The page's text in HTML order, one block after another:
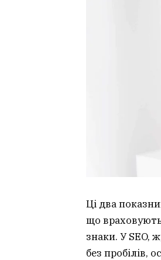
Ці два
що
знаки. У SEO,
без пробілів,